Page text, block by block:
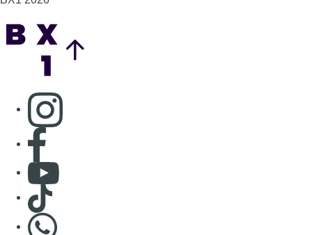
Consulter page Instagram
Consulter page Facebook
Consulter Youtube
Consulter TikTok